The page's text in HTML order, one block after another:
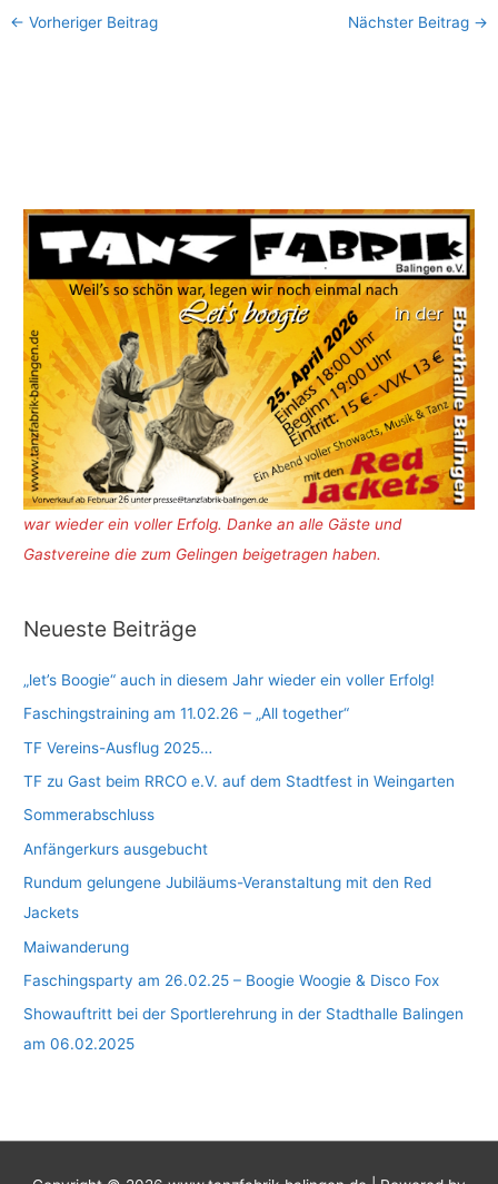
← Vorheriger Beitrag Nächster Beitrag →
war wieder ein voller Erfolg. Danke an alle Gäste und
Gastvereine die zum Gelingen beigetragen haben.
Neueste Beiträge
„let’s Boogie“ auch in diesem Jahr wieder ein voller Erfolg!
Faschingstraining am 11.02.26 – „All together“
TF Vereins-Ausflug 2025…
TF zu Gast beim RRCO e.V. auf dem Stadtfest in Weingarten
Sommerabschluss
Anfängerkurs ausgebucht
Rundum gelungene Jubiläums-Veranstaltung mit den Red
Jackets
Maiwanderung
Faschingsparty am 26.02.25 – Boogie Woogie & Disco Fox
Showauftritt bei der Sportlerehrung in der Stadthalle Balingen
am 06.02.2025